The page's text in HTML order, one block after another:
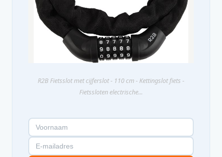
R2B Fietsslot met cijferslot - 110 cm - Kettingslot fiets -
Fietssloten electrische...